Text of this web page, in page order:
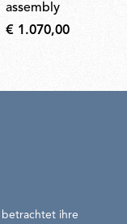
assembly
€ 1.070,00
betrachtet ihre